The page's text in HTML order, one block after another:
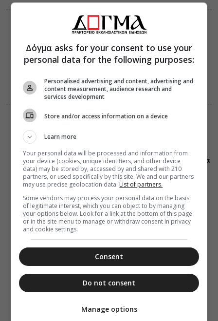
Γιατί τα
Ευαγγέλια
έχουν γραφτεί
ΔΙΑΛΟΓΟΣ
Σεραγιώτης:
Ησύχαζε πρώτα
και μετά
προσευχήσου
Δόγμα asks for your consent to use your
personal data for the following purposes:
Personalised advertising and content, advertising and
content measurement, audience research and
services development
Store and/or access information on a device
Learn more
Your personal data will be processed and information from
your device (cookies, unique identifiers, and other device
data) may be stored by, accessed by and shared with 210
partners, or used specifically by this site. We and our partners
may use precise geolocation data. List of partners.
Some vendors may process your personal data on the basis
of legitimate interest, which you can object to by managing
your options below. Look for a link at the bottom of this page
or in the site menu to manage or withdraw consent in privacy
and cookie settings.
Consent
Do not consent
Manage options